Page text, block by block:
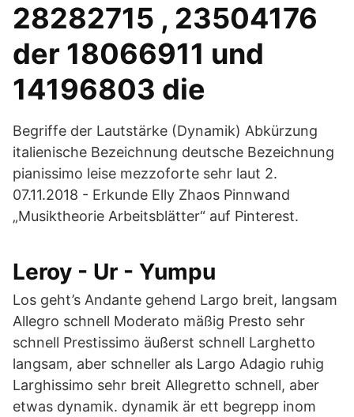
28282715 , 23504176
der 18066911 und
14196803 die
Begriffe der Lautstärke (Dynamik) Abkürzung
italienische Bezeichnung deutsche Bezeichnung
pianissimo leise mezzoforte sehr laut 2.
07.11.2018 - Erkunde Elly Zhaos Pinnwand
„Musiktheorie Arbeitsblätter“ auf Pinterest.
Leroy - Ur - Yumpu
Los geht’s Andante gehend Largo breit, langsam
Allegro schnell Moderato mäßig Presto sehr
schnell Prestissimo äußerst schnell Larghetto
langsam, aber schneller als Largo Adagio ruhig
Larghissimo sehr breit Allegretto schnell, aber
etwas dynamik. dynamik är ett begrepp inom